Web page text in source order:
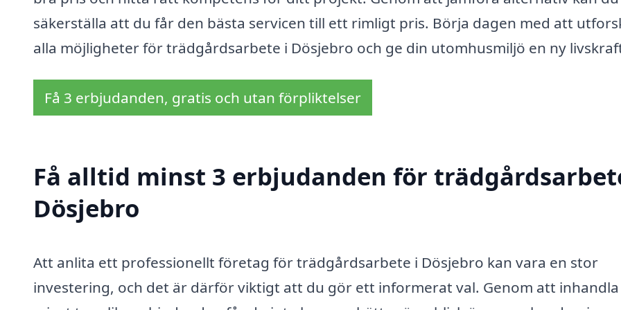
säkerställa att du får den bästa servicen till ett rimligt pris. Börja dagen med att
alla möjligheter för trädgårdsarbete i Dösjebro och ge din utomhusmiljö en ny
Få 3 erbjudanden, gratis och utan förpliktelser
Få alltid minst 3 erbjudanden för
Dösjebro
Att anlita ett professionellt företag för trädgårdsarbete i Dösjebro kan vara en stor
investering, och det är därför viktigt att du gör ett informerat val. Genom att inhandla